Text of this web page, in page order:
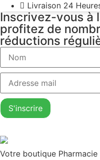
Livraison 24
Inscrivez-vous à
profitez de
réductions
Votre boutique